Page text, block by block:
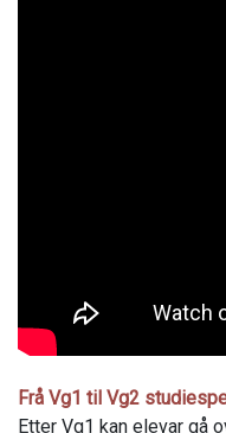
Frå Vg1 til Vg2
Etter Vg1 kan elevar gå